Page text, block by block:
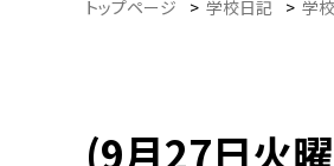
トップページ > 学校日記 > 学
(9月27日火